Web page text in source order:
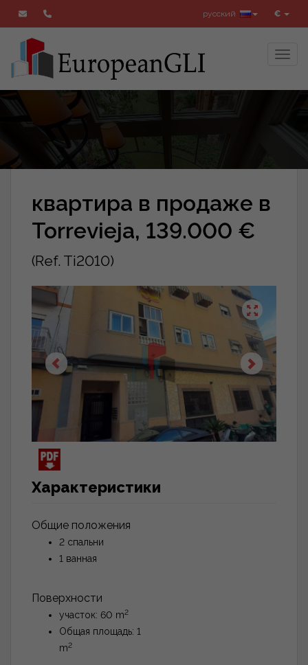
€
русский
квартира в продаже в
Torrevieja, 139.000 €
(Ref. Ti2010)
Характеристики
Общие положения
2 спальни
1 ванная
Поверхности
участок: 60 m2
Общая площадь: 1
m2